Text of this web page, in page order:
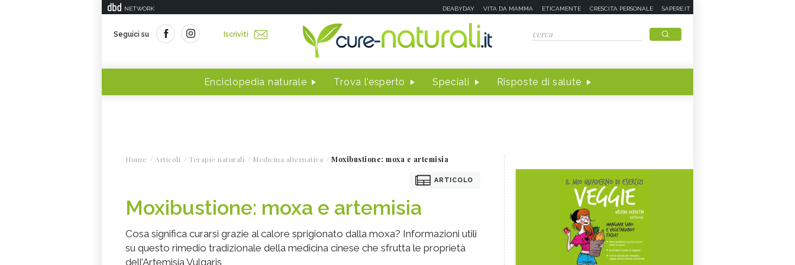
NETWORK DEABYDAY VITA DA MAMMA ETICAMENTE CRESCITA PERSONALE SAPERE.IT
Seguici su Iscriviti
Enciclopedia naturale Trova l'esperto Speciali Risposte di salute
Home Articoli Terapie naturali Medicina alternativa Moxibustione: moxa e artemisia
ARTICOLO
Moxibustione: moxa e artemisia
Cosa significa curarsi grazie al calore sprigionato dalla moxa? Informazioni utili
su questo rimedio tradizionale della medicina cinese che sfrutta le proprietà
dell’Artemisia Vulgaris